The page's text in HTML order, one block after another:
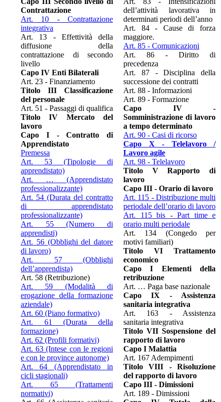
Contrattazione
Art. 10 - Contrattazione
integrativa
Art. 13 - Effettività della
diffusione della
contrattazione di secondo
livello
Capo IV Enti Bilaterali
Art. 23 - Finanziamento
Titolo III Classificazione
del personale
Art. 51 - Passaggi di qualifica
Titolo IV Mercato del
lavoro
Capo I - Contratto di
Apprendistato
Premessa
Art. 53 (Tipologie di
apprendistato)
Art. … (Apprendistato
professionalizzante)
Art. 54 (Durata del contratto
di apprendistato
professionalizzante)
Art. 55 (Numero di
apprendisti)
Art. 56 (Obblighi del datore
di lavoro)
Art. 57 (Obblighi
dell’apprendista)
Art. 58 (Retribuzione)
Art. 59 (Modalità di
erogazione della formazione
aziendale)
Art. 60 (Piano formativo)
Art. 61 (Durata della
formazione)
Art. 62 (Profili formativi)
Art. 63 (Intese con le regioni
e con le province autonome)
Art. 64 (Apprendistato in
cicli stagionali)
Art. 65 (Trattamenti
normativi)
dell’attività lavorativa in
determinati periodi dell’anno
Art. 84 - Cause di forza
maggiore.
Art. 85 - Comunicazioni
Art. 86 - Diritto di
precedenza
Art. 87 - Disciplina della
successione dei contratti
Art. 88 - Informazioni
Art. 89 - Formazione
Capo IV -
Somministrazione di lavoro
a tempo determinato
Art. 90 - Casi di ricorso
Capo X - Telelavoro /
Lavoro agile
Art. 98 - Telelavoro
Titolo V Rapporto di
lavoro
Capo III - Orario di lavoro
Art. 115 - Distribuzione multi
periodale dell’orario di lavoro
Art. 115 bis - Part time e
orario multi periodale
Art. 134 (Congedo per
motivi familiari)
Titolo VI Trattamento
economico
Capo I Elementi della
retribuzione
Art. … Paga base nazionale
Capo IX - Assistenza
sanitaria integrativa
Art. 163 - Assistenza
sanitaria integrativa
Titolo VII Sospensione del
rapporto di lavoro
Capo I Malattia
Art. 167 Adempimenti
Titolo VIII - Risoluzione
del rapporto di lavoro
Capo III - Dimissioni
Art. 189 - Dimissioni